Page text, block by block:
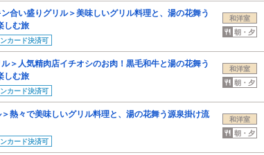
合い盛りグリル＞美味しいグリル料理と、湯の花舞う
しむ旅
カード決済可
和洋室
朝・夕
＞人気精肉店イチオシのお肉！黒毛和牛と湯の花舞う
しむ旅
カード決済可
和洋室
朝・夕
熱々で美味しいグリル料理と、湯の花舞う源泉掛け流
カード決済可
和洋室
朝・夕